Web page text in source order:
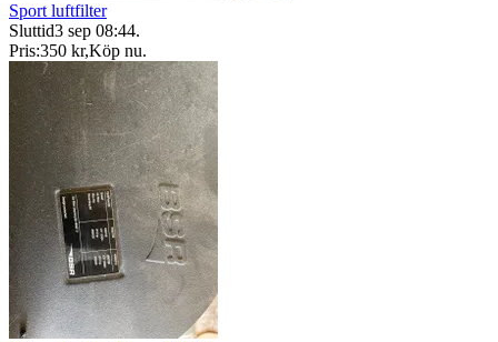
Sport luftfilter
Sluttid3 sep 08:44.
Pris:350 kr,Köp nu.